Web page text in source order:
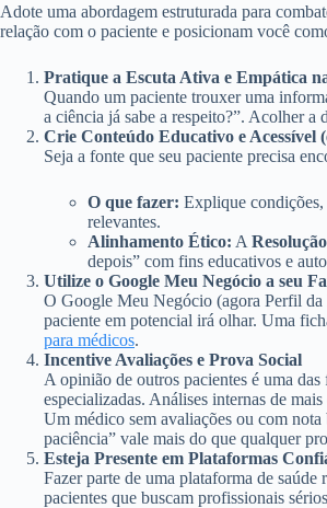
Adote uma abordagem estruturada para
relação com o paciente e posicionam você
Pratique a Escuta Ativa e Empática
Quando um paciente trouxer uma
a ciência já sabe a respeito?”. Acolher
Crie Conteúdo Educativo e Acessível
Seja a fonte que seu paciente precisa
O que fazer: Explique condições,
relevantes.
Alinhamento Ético: A
depois” com fins educativos e
Utilize o Google Meu Negócio a seu
O Google Meu Negócio (agora Perfil
paciente em potencial irá olhar. Uma
para médicos.
Incentive Avaliações e Prova Social
A opinião de outros pacientes é uma
especializadas. Análises internas de
Um médico sem avaliações ou com
paciência” vale mais do que qualquer
Esteja Presente em Plataformas
Fazer parte de uma plataforma de
pacientes que buscam profissionais